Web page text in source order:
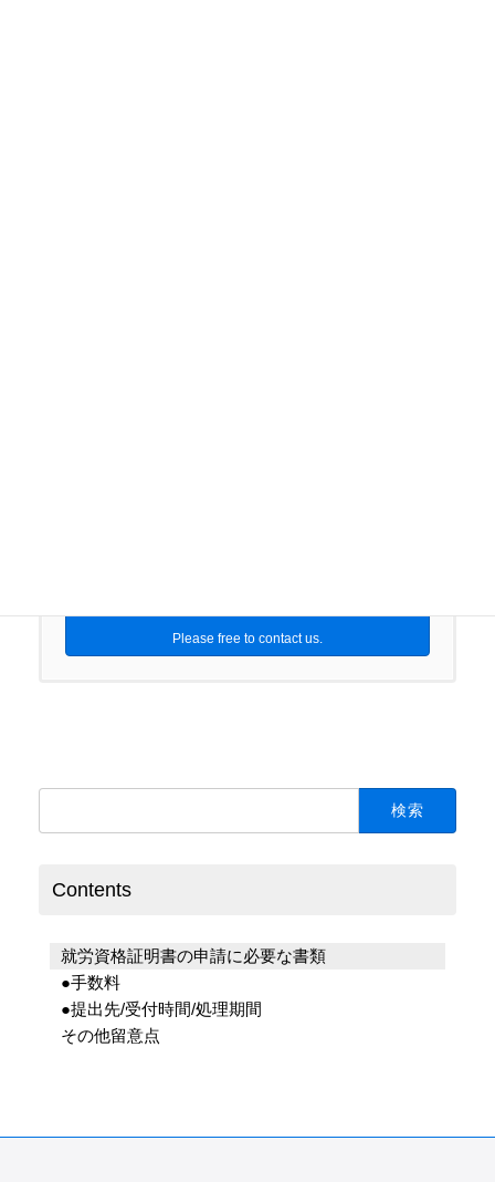
Please free to contact us.
検
Contents
就労資格証明書の申請に必要な書類
●手数料
●提出先/受付時間/処理期間
その他留意点